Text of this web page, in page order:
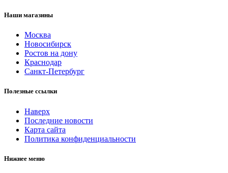
Наши магазины
Москва
Новосибирск
Ростов на дону
Краснодар
Санкт-Петербург
Полезные ссылки
Наверх
Последние новости
Карта сайта
Политика конфиденциальности
Нижнее меню